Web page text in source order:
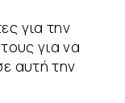
για την
για να
αυτή την